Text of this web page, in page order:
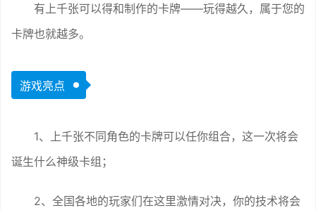
有上千张可以得和制作的卡牌——玩得越久，属于您的
卡牌也就越多。
游戏亮点
1、上千张不同角色的卡牌可以任你组合，这一次将会
诞生什么神级卡组；
2、全国各地的玩家们在这里激情对决，你的技术将会